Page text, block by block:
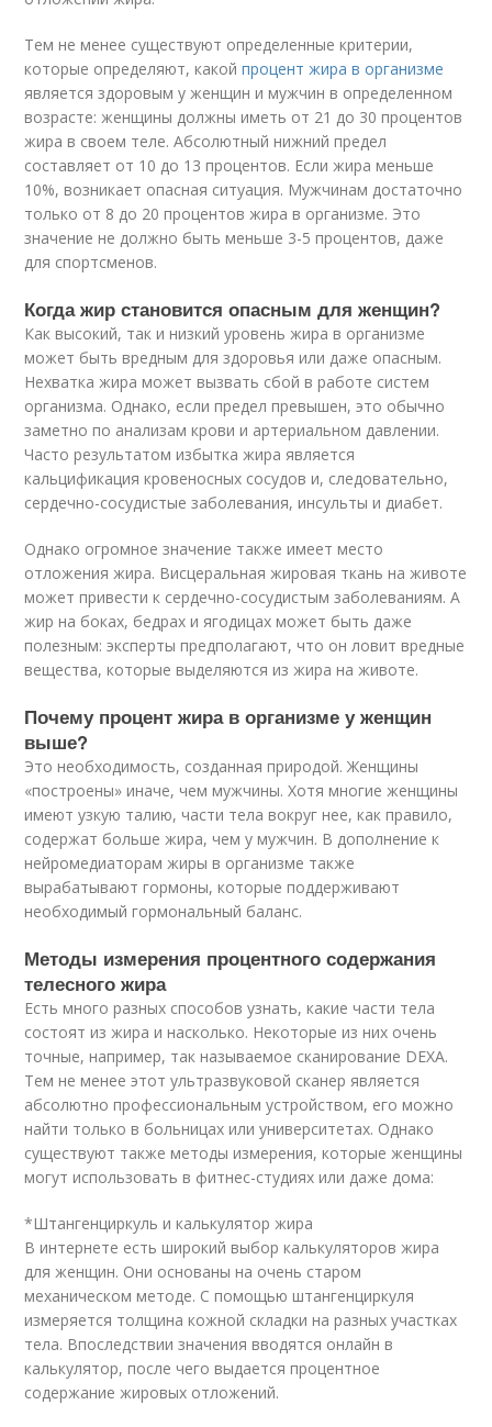
Тем не менее существуют определенные критерии,
которые определяют, какойпроцент жира в организме
является здоровым у женщин и мужчин в определенном
возрасте: женщины должны иметь от 21 до 30 процентов
жира в своем теле. Абсолютный нижний предел
составляет от 10 до 13 процентов. Если жира меньше
10%, возникает опасная ситуация. Мужчинам достаточно
только от 8 до 20 процентов жира в организме. Это
значение не должно быть меньше 3-5 процентов, даже
для спортсменов.
Когда жир становится опасным для женщин?
Как высокий, так и низкий уровень жира в организме
может быть вредным для здоровья или даже опасным.
Нехватка жира может вызвать сбой в работе систем
организма. Однако, если предел превышен, это обычно
заметно по анализам крови и артериальном давлении.
Часто результатом избытка жира является
кальцификация кровеносных сосудов и, следовательно,
сердечно-сосудистые заболевания, инсульты и диабет.
Однако огромное значение также имеет место
отложения жира. Висцеральная жировая ткань на животе
может привести к сердечно-сосудистым заболеваниям. А
жир на боках, бедрах и ягодицах может быть даже
полезным: эксперты предполагают, что он ловит вредные
вещества, которые выделяются из жира на животе.
Почему процент жира в организме у женщин
выше?
Это необходимость, созданная природой. Женщины
«построены» иначе, чем мужчины. Хотя многие женщины
имеют узкую талию, части тела вокруг нее, как правило,
содержат больше жира, чем у мужчин. В дополнение к
нейромедиаторам жиры в организме также
вырабатывают гормоны, которые поддерживают
необходимый гормональный баланс.
Методы измерения процентного содержания
телесного жира
Есть много разных способов узнать, какие части тела
состоят из жира и насколько. Некоторые из них очень
точные, например, так называемое сканирование DEXA.
Тем не менее этот ультразвуковой сканер является
абсолютно профессиональным устройством, его можно
найти только в больницах или университетах. Однако
существуют также методы измерения, которые женщины
могут использовать в фитнес-студиях или даже дома:
*Штангенциркуль и калькулятор жира
В интернете есть широкий выбор калькуляторов жира
для женщин. Они основаны на очень старом
механическом методе. С помощью штангенциркуля
измеряется толщина кожной складки на разных участках
тела. Впоследствии значения вводятся онлайн в
калькулятор, после чего выдается процентное
содержание жировых отложений.